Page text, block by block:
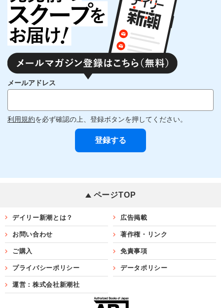
メールアドレス
利用規約を必ず確認の上、登録ボタンを押してください。
ページTOP
デイリー新潮とは？ 広告掲載
お問い合わせ 著作権・リンク
ご購入 免責事項
プライバシーポリシー データポリシー
運営：株式会社新潮社